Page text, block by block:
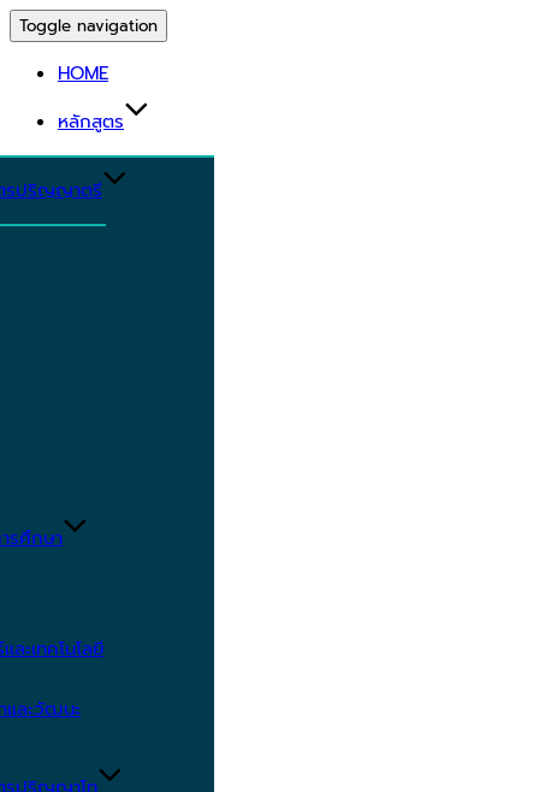
Toggle navigation
HOME
หลักสูตร
รปริญญาตรี
รศึกษา
ะเทคโนโลยี
และวัฒนะ